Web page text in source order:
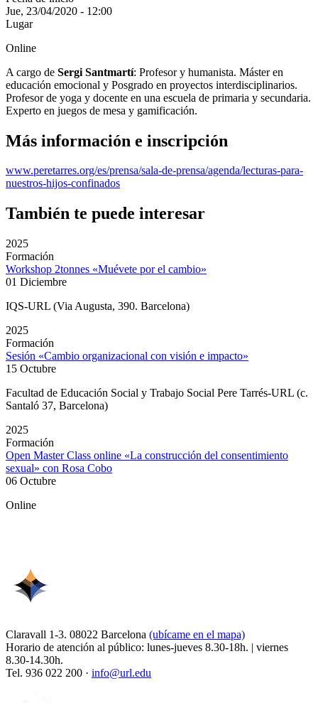
Jue, 23/04/2020 - 12:00
Lugar
Online
A cargo de Sergi Santmartí: Profesor y humanista. Máster en
educación emocional y Posgrado en proyectos interdisciplinarios.
Profesor de yoga y docente en una escuela de primaria y secundaria.
Experto en juegos de mesa y gamificación.
Más información e inscripción
www.peretarres.org/es/prensa/sala-de-prensa/agenda/lecturas-para-
nuestros-hijos-confinados
También te puede interesar
2025
Formación
Workshop 2tonnes «Muévete por el cambio»
01 Diciembre
IQS-URL (Via Augusta, 390. Barcelona)
2025
Formación
Sesión «Cambio organizacional con visión e impacto»
15 Octubre
Facultad de Educación Social y Trabajo Social Pere Tarrés-URL (c.
Santaló 37, Barcelona)
2025
Formación
Open Master Class online «La construcción del consentimiento
sexual» con Rosa Cobo
06 Octubre
Online
Claravall 1-3. 08022 Barcelona (ubícame en el mapa)
Horario de atención al público: lunes-jueves 8.30-18h. | viernes
8.30-14.30h.
Tel. 936 022 200 · info@url.edu